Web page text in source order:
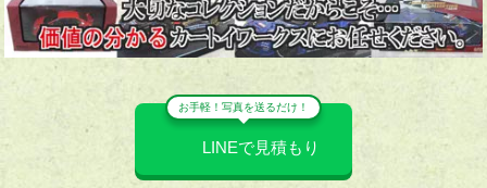
お手軽！写真を送るだけ！
LINEで見積もり